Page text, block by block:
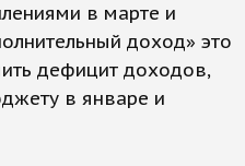
в марте и
доход» это
дефицит доходов,
в январе и